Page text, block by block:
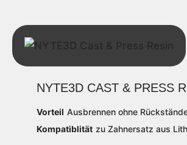
NYTE3D CAST & PRESS
Vorteil Ausbrennen ohne
Kompatiblität zu Zahnersatz aus